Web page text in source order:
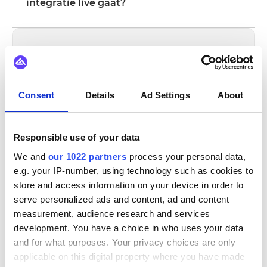
Consent Details Ad Settings About
Responsible use of your data
We and our 1022 partners process your personal data,
e.g. your IP-number, using technology such as cookies to
store and access information on your device in order to
serve personalized ads and content, ad and content
measurement, audience research and services
development. You have a choice in who uses your data
and for what purposes. Your privacy choices are only
applicable on this digital property where you have made
configuratie alleen niet aan de vereisten voldoet.
integratie live gaat?
maanden live, afhankelijk van de complexiteit van de
datamapping, het aantal vereiste flows en je interne
beoordelingsproces. Voor veel systemen zijn er kant-en-
klare connectoren beschikbaar in de Alumio
marketplace, wat de insteltijd aanzienlijk verkort.
Weet je niet zeker of dit de juiste
de juiste architectuur voor jouw tech-stack in
kaart, kosteloos en zonder verplichtingen.
Vraag een demo aan
30 minuten durend gesprek | Gratis consult
INTEGREERT OOK MET
DynamicWeb